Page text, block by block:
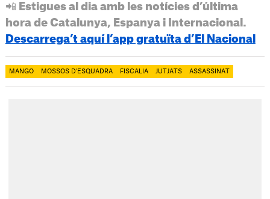
📲 Estigues al dia amb les notícies d’última
hora de Catalunya, Espanya i Internacional.
Descarrega’t aquí l’app gratuïta d’El Nacional
MANGO MOSSOS D'ESQUADRA FISCALIA JUTJATS ASSASSINAT